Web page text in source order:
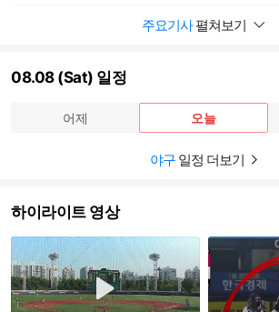
주요기사 펼쳐보기
08.08 (Sat) 일정
어제 오늘
야구 일정 더보기
하이라이트 영상